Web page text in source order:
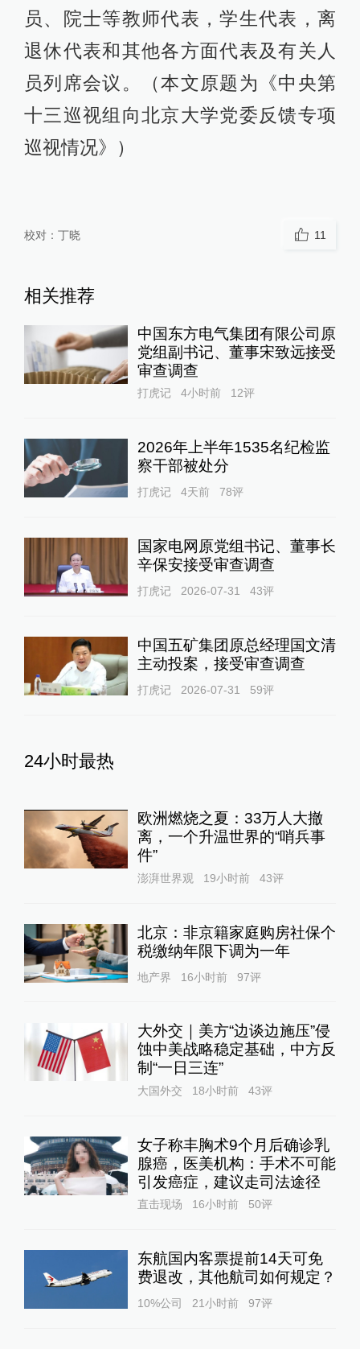
员、院士等教师代表，学生代表，离
退休代表和其他各方面代表及有关人
员列席会议。（本文原题为《中央第
十三巡视组向北京大学党委反馈专项
巡视情况》）
校对： 丁晓 11
相关推荐
中国东方电气集团有限公司原
党组副书记、董事宋致远接受
审查调查
打虎记 4小时前 12评
2026年上半年1535名纪检监
察干部被处分
打虎记 4天前 78评
国家电网原党组书记、董事长
辛保安接受审查调查
打虎记 2026-07-31 43评
中国五矿集团原总经理国文清
主动投案，接受审查调查
打虎记 2026-07-31 59评
24小时最热
欧洲燃烧之夏：33万人大撤
离，一个升温世界的“哨兵事
件”
澎湃世界观 19小时前 43评
北京：非京籍家庭购房社保个
税缴纳年限下调为一年
地产界 16小时前 97评
大外交｜美方“边谈边施压”侵
蚀中美战略稳定基础，中方反
制“一日三连”
大国外交 18小时前 43评
女子称丰胸术9个月后确诊乳
腺癌，医美机构：手术不可能
引发癌症，建议走司法途径
直击现场 16小时前 50评
东航国内客票提前14天可免
费退改，其他航司如何规定？
10%公司 21小时前 97评